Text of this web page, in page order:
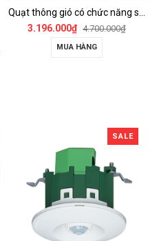
Quạt thông gió có chức năng sưởi ấm, dùng cho phòng tắm - FV-30BZ1
3.196.000₫ 4.700.000₫
MUA HÀNG
SALE